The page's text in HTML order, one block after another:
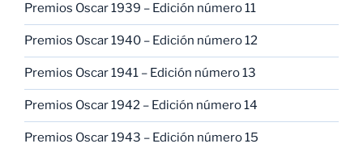
Premios Oscar 1939 – Edición número 11
Premios Oscar 1940 – Edición número 12
Premios Oscar 1941 – Edición número 13
Premios Oscar 1942 – Edición número 14
Premios Oscar 1943 – Edición número 15